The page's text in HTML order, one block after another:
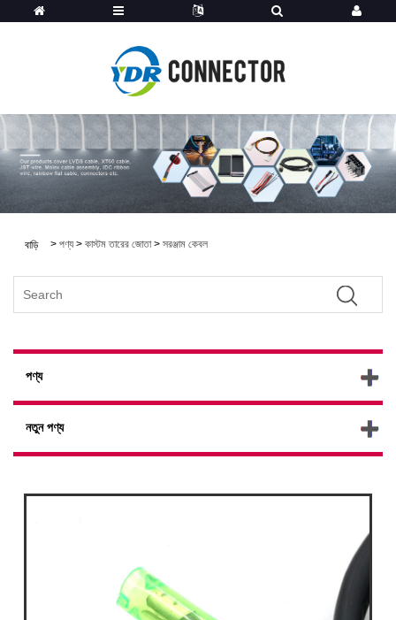
বাড়ি > পণ্য> কাস্টম তারের জোতা> সরঞ্জাম কেবল
পণ্য
নতুন পণ্য